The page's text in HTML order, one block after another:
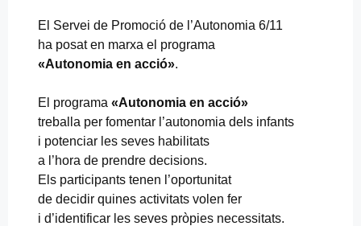
El Servei de Promoció de l’Autonomia 6/11
ha posat en marxa el programa
«Autonomia en acció».
El programa «Autonomia en acció»
treballa per fomentar l’autonomia dels infants
i potenciar les seves habilitats
a l’hora de prendre decisions.
Els participants tenen l’oportunitat
de decidir quines activitats volen fer
i d’identificar les seves pròpies necessitats.